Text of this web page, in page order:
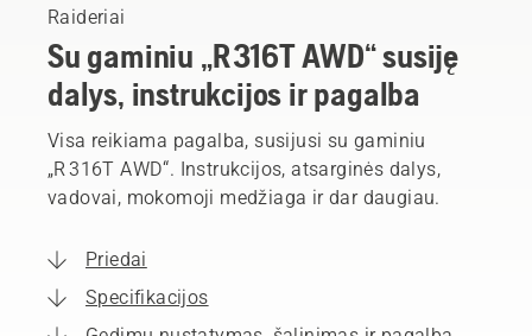
Raideriai
Su gaminiu „R 316T AWD“ susiję
dalys, instrukcijos ir pagalba
Visa reikiama pagalba, susijusi su gaminiu
„R 316T AWD“. Instrukcijos, atsarginės dalys,
vadovai, mokomoji medžiaga ir dar daugiau.
Priedai
Specifikacijos